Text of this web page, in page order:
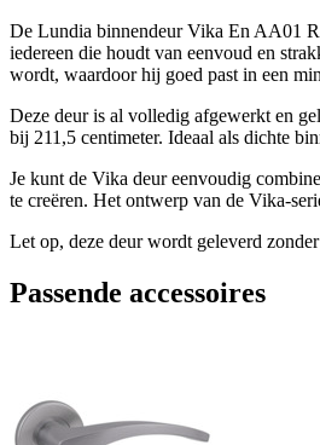
De Lundia binnendeur Vika En AA01
iedereen die houdt van eenvoud en
wordt, waardoor hij goed past in een
Deze deur is al volledig afgewerkt en
bij 211,5 centimeter. Ideaal als dichte
Je kunt de Vika deur eenvoudig
te creëren. Het ontwerp van de Vika-
Let op, deze deur wordt geleverd
Passende accessoires